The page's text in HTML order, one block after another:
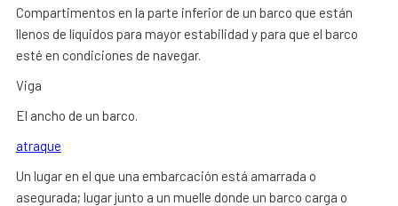
Compartimentos en la parte inferior de un barco que están
llenos de líquidos para mayor estabilidad y para que el barco
esté en condiciones de navegar.
Viga
El ancho de un barco.
atraque
Un lugar en el que una embarcación está amarrada o
asegurada; lugar junto a un muelle donde un barco carga o